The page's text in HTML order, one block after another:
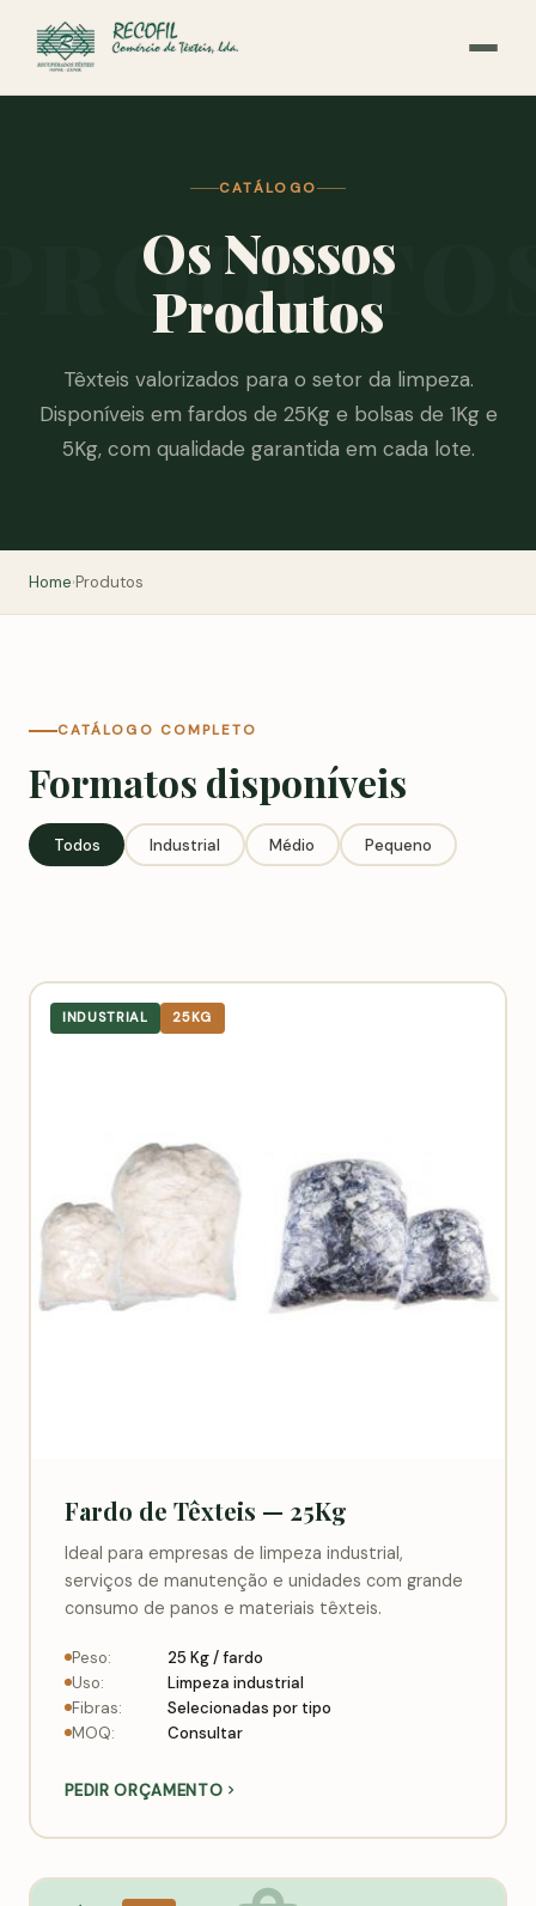
CATÁLOGO
Os Nossos
Produtos
Têxteis valorizados para o setor da limpeza.
Disponíveis em fardos de 25Kg e bolsas de 1Kg e
5Kg, com qualidade garantida em cada lote.
Home›Produtos
CATÁLOGO COMPLETO
Formatos disponíveis
Todos Industrial Médio Pequeno
INDUSTRIAL 25KG
Fardo de Têxteis — 25Kg
Ideal para empresas de limpeza industrial,
serviços de manutenção e unidades com grande
consumo de panos e materiais têxteis.
Peso:
25 Kg / fardo
Uso:
Limpeza industrial
Fibras:
Selecionadas por tipo
MOQ:
Consultar
PEDIR ORÇAMENTO